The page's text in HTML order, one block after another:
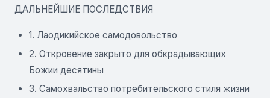
ДАЛЬНЕЙШИЕ ПОСЛЕДСТВИЯ
1. Лаодикийское самодовольство
2. Откровение закрыто для обкрадывающих
Божии десятины
3. Самохвальство потребительского стиля жизни